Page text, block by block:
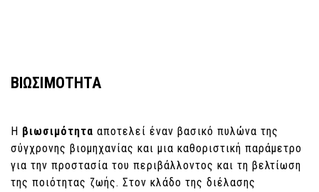
ΒΙΩΣΙΜΟΤΗΤΑ
Η βιωσιμότητα αποτελεί έναν βασικό πυλώνα της
σύγχρονης βιομηχανίας και μια καθοριστική παράμετρο
για την προστασία του περιβάλλοντος και τη βελτίωση
της ποιότητας ζωής. Στον κλάδο της διέλασης